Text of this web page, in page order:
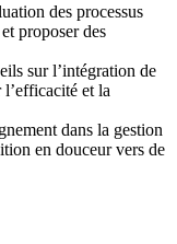
des processus
proposer des
sur l’intégration de
et la
dans la gestion
en douceur vers de